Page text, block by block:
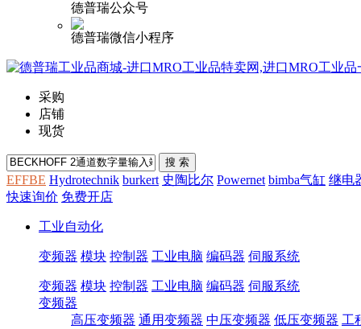
德普瑞公众号
德普瑞微信小程序
采购
店铺
现货
EFFBE Hydrotechnik burkert 史陶比尔 Powernet bimba气缸 继电
快速询价 免费开店
工业自动化
变频器 模块 控制器 工业电脑 编码器 伺服系统
变频器 模块 控制器 工业电脑 编码器 伺服系统
变频器
高压变频器 通用变频器 中压变频器 低压变频器 工